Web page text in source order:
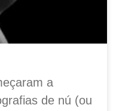
a
de nú (ou